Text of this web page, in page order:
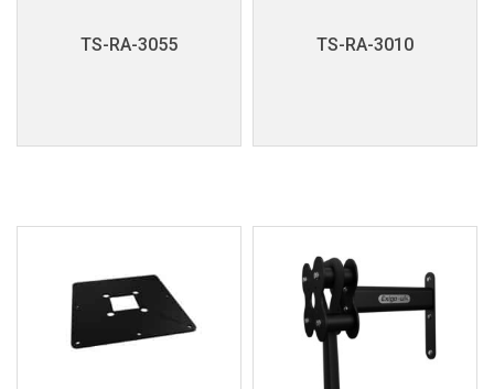
TS-RA-3055 TS-RA-3010